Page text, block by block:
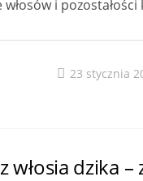
i
Post23 stycznia
włosia dzika